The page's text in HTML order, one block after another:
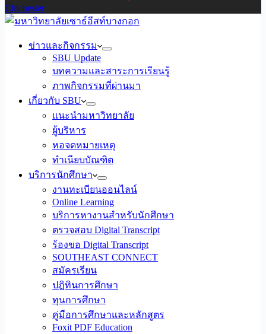
Chichester
ข่าวและกิจกรรม
SBU Update
บทความและสาระการเรียนรู้
ภาพกิจกรรมที่ผ่านมา
เกี่ยวกับ SBU
แนะนำมหาวิทยาลัย
ผู้บริหาร
หอจดหมายเหตุ
ทำเนียบบัณฑิต
บริการนักศึกษา
งานทะเบียนออนไลน์
Online Learning
บริการหางานสำหรับนักศึกษา
ตรวจสอบ Digital Transcript
ร้องขอ Digital Transcript
SOUTHEAST CONNECT
สมัครเรียน
ปฎิทินการศึกษา
ทุนการศึกษา
คู่มือการศึกษาและหลักสูตร
Foxit PDF Education